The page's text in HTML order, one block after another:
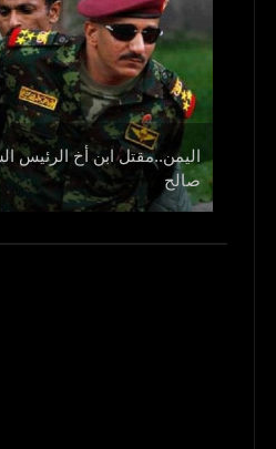
اليمن..مقتل ابن أخ الرئيس
صالح